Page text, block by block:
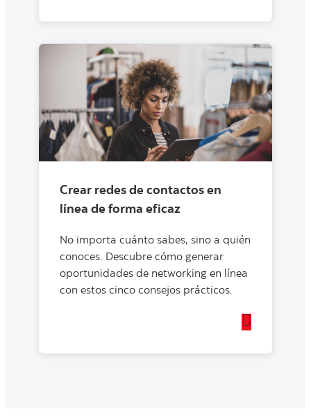
Crear redes de contactos en
línea de forma eficaz
No importa cuánto sabes, sino a quién
conoces. Descubre cómo generar
oportunidades de networking en línea
con estos cinco consejos prácticos.